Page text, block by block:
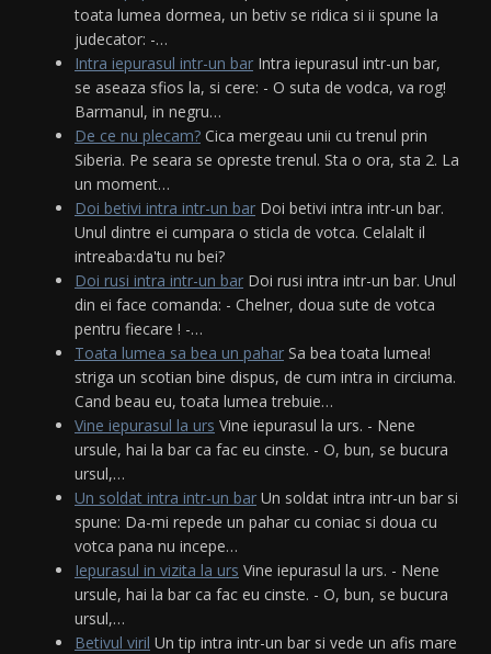
toata lumea dormea, un betiv se ridica si ii spune la
judecator: -…
Intra iepurasul intr-un bar Intra iepurasul intr-un bar,
se aseaza sfios la, si cere: - O suta de vodca, va rog!
Barmanul, in negru…
De ce nu plecam? Cica mergeau unii cu trenul prin
Siberia. Pe seara se opreste trenul. Sta o ora, sta 2. La
un moment…
Doi betivi intra intr-un bar Doi betivi intra intr-un bar.
Unul dintre ei cumpara o sticla de votca. Celalalt il
intreaba:da'tu nu bei?
Doi rusi intra intr-un bar Doi rusi intra intr-un bar. Unul
din ei face comanda: - Chelner, doua sute de votca
pentru fiecare ! -…
Toata lumea sa bea un pahar Sa bea toata lumea!
striga un scotian bine dispus, de cum intra in circiuma.
Cand beau eu, toata lumea trebuie…
Vine iepurasul la urs Vine iepurasul la urs. - Nene
ursule, hai la bar ca fac eu cinste. - O, bun, se bucura
ursul,…
Un soldat intra intr-un bar Un soldat intra intr-un bar si
spune: Da-mi repede un pahar cu coniac si doua cu
votca pana nu incepe…
Iepurasul in vizita la urs Vine iepurasul la urs. - Nene
ursule, hai la bar ca fac eu cinste. - O, bun, se bucura
ursul,…
Betivul viril Un tip intra intr-un bar si vede un afis mare